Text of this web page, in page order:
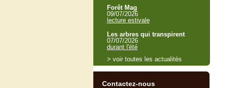
Forêt Mag
09/07/2026
lecture estivale
Les arbres qui transpirent
07/07/2026
durant l'été
> voir toutes les actualités
Contactez-nous